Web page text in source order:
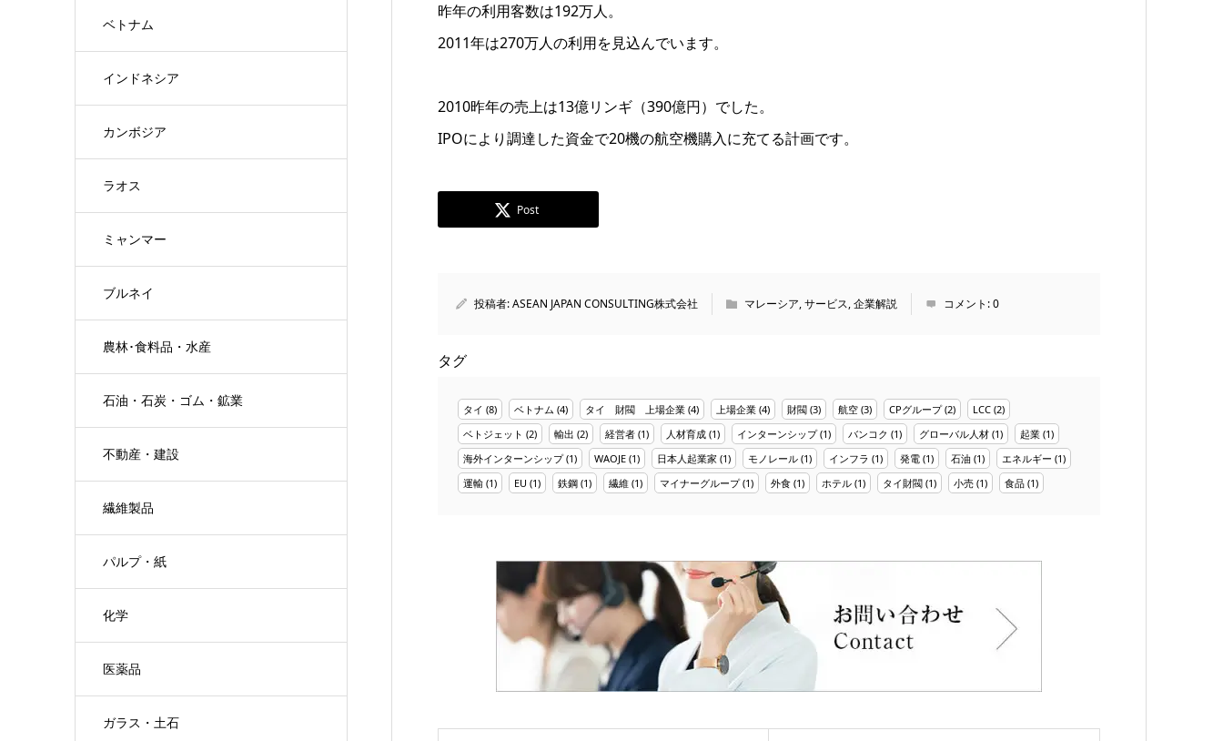
ベトナム
インドネシア
カンボジア
ラオス
ミャンマー
ブルネイ
農林･食料品・水産
石油・石炭・ゴム・鉱業
不動産・建設
繊維製品
パルプ・紙
化学
医薬品
ガラス・土石
昨年の利用客数は192万人。
2011年は270万人の利用を見込んでいます。
2010昨年の売上は13億リンギ（390億円）でした。
IPOにより調達した資金で20機の航空機購入に充てる計画です。
Post
投稿者:ASEAN JAPAN CONSULTING株式会社 マレーシア,サービス,企業解説 コメント:0
タグ
タイ (8) ベトナム (4) タイ 財閥 上場企業 (4) 上場企業 (4) 財閥 (3) 航空 (3) CPグループ(2) LCC (2)
ベトジェット (2) 輸出 (2) 経営者 (1) 人材育成 (1) インターンシップ(1) バンコク (1) グローバル人材 (1) 起業 (1)
海外インターンシップ(1) WAOJE (1) 日本人起業家 (1) モノレール (1) インフラ (1) 発電 (1) 石油 (1) エネルギー (1)
運輸 (1) EU (1) 鉄鋼 (1) 繊維 (1) マイナーグループ(1) 外食 (1) ホテル (1) タイ財閥 (1) 小売 (1) 食品 (1)